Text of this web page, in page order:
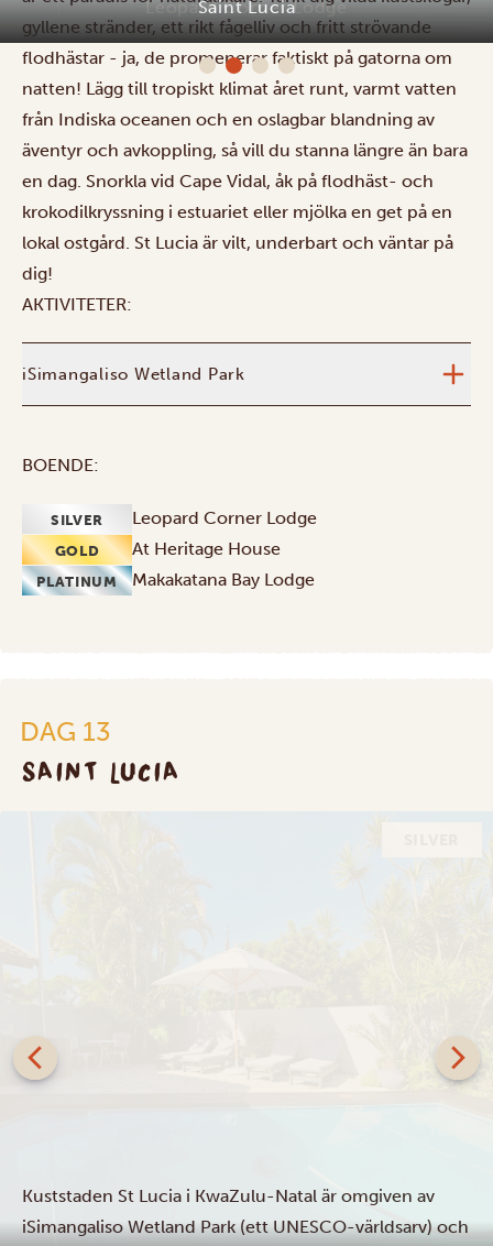
gyllene stränder, ett rikt fågelliv och fritt strövande
flodhästar - ja, de promenerar faktiskt på gatorna om
natten! Lägg till tropiskt klimat året runt, varmt vatten
från Indiska oceanen och en oslagbar blandning av
äventyr och avkoppling, så vill du stanna längre än bara
en dag. Snorkla vid Cape Vidal, åk på flodhäst- och
krokodilkryssning i estuariet eller mjölka en get på en
lokal ostgård. St Lucia är vilt, underbart och väntar på
dig!
AKTIVITETER:
iSimangaliso Wetland Park
BOENDE:
SILVER Leopard Corner Lodge
GOLD At Heritage House
PLATINUM Makakatana Bay Lodge
DAG 13
SAINT LUCIA
Kuststaden St Lucia i KwaZulu-Natal är omgiven av
iSimangaliso Wetland Park (ett UNESCO-världsarv) och